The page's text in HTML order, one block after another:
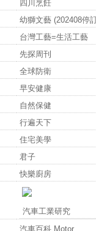
四川烹飪
幼獅文藝 (202408停
台灣工藝=生活工藝
先探周刊
全球防衛
早安健康
自然保健
行遍天下
住宅美學
君子
快樂廚房
汽車工業研究
汽車百科 Motor